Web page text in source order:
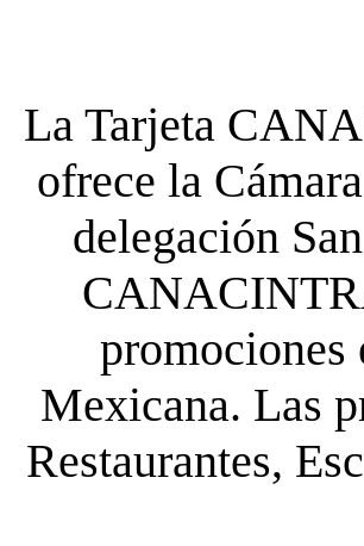
La Tarjeta
ofrece la
delegación
promociones
Mexicana. Las
Restaurantes,